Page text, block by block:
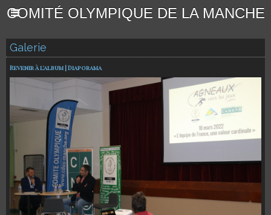
COMITÉ OLYMPIQUE DE LA MANCHE
Galerie
Revenir à l'album |Diaporama